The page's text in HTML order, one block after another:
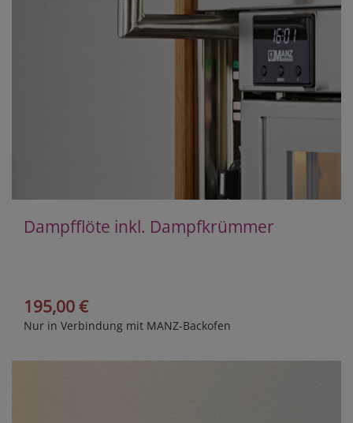
Dampfflöte inkl. Dampfkrümmer
195,00 €
Nur in Verbindung mit MANZ-Backofen